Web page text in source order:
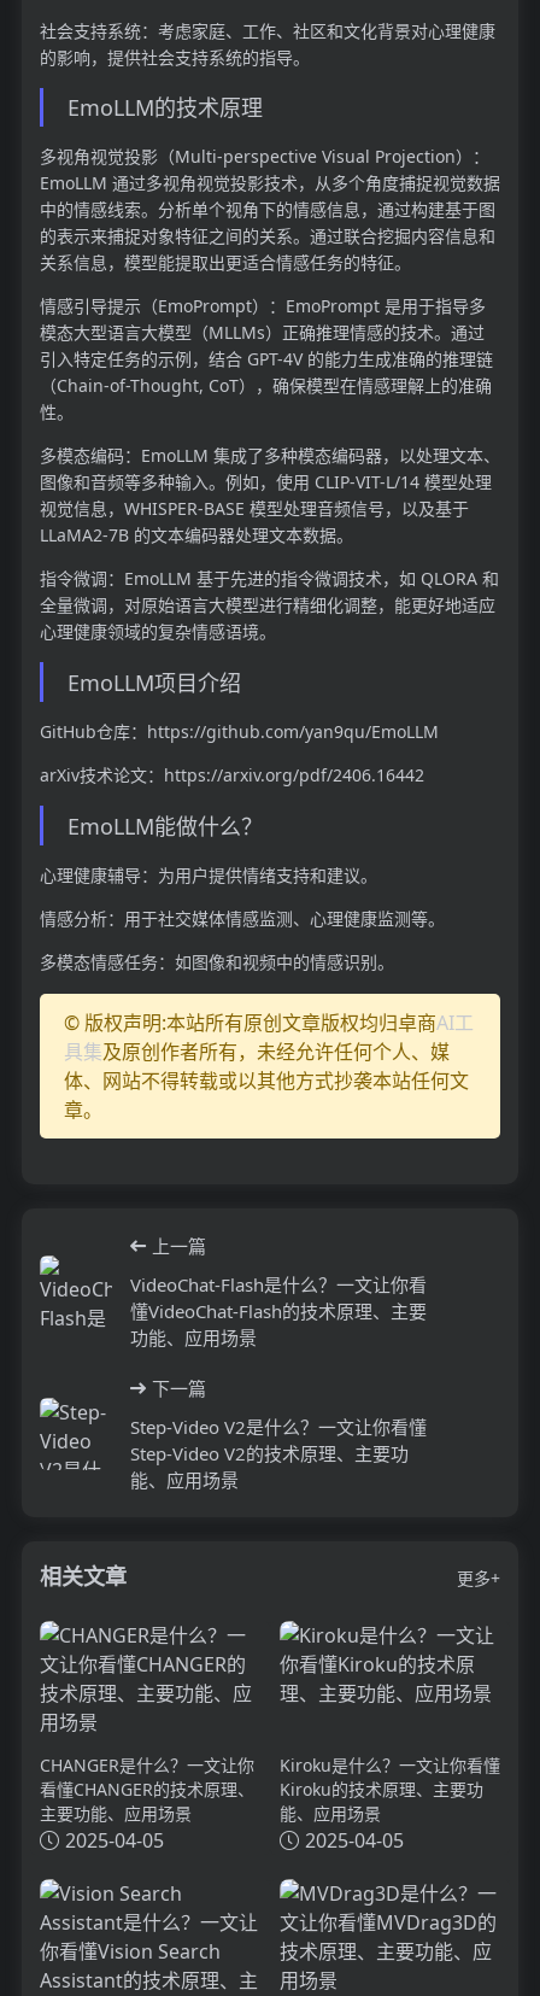
社会支持系统：考虑家庭、工作、社区和文化背景对心理健康
的影响，提供社会支持系统的指导。
EmoLLM的技术原理
多视角视觉投影（Multi-perspective Visual Projection）：
EmoLLM 通过多视角视觉投影技术，从多个角度捕捉视觉数据
中的情感线索。分析单个视角下的情感信息，通过构建基于图
的表示来捕捉对象特征之间的关系。通过联合挖掘内容信息和
关系信息，模型能提取出更适合情感任务的特征。
情感引导提示（EmoPrompt）：EmoPrompt 是用于指导多
模态大型语言大模型（MLLMs）正确推理情感的技术。通过
引入特定任务的示例，结合 GPT-4V 的能力生成准确的推理链
（Chain-of-Thought, CoT），确保模型在情感理解上的准确
性。
多模态编码：EmoLLM 集成了多种模态编码器，以处理文本、
图像和音频等多种输入。例如，使用 CLIP-VIT-L/14 模型处理
视觉信息，WHISPER-BASE 模型处理音频信号，以及基于
LLaMA2-7B 的文本编码器处理文本数据。
指令微调：EmoLLM 基于先进的指令微调技术，如 QLORA 和
全量微调，对原始语言大模型进行精细化调整，能更好地适应
心理健康领域的复杂情感语境。
EmoLLM项目介绍
GitHub仓库：https://github.com/yan9qu/EmoLLM
arXiv技术论文：https://arxiv.org/pdf/2406.16442
EmoLLM能做什么？
心理健康辅导：为用户提供情绪支持和建议。
情感分析：用于社交媒体情感监测、心理健康监测等。
多模态情感任务：如图像和视频中的情感识别。
© 版权声明:本站所有原创文章版权均归卓商AI工
具集及原创作者所有，未经允许任何个人、媒
体、网站不得转载或以其他方式抄袭本站任何文
章。
上一篇
VideoChat-Flash是什么？一文让你看
懂VideoChat-Flash的技术原理、主要
功能、应用场景
下一篇
Step-Video V2是什么？一文让你看懂
Step-Video V2的技术原理、主要功
能、应用场景
相关文章 更多+
CHANGER是什么？一文让你
看懂CHANGER的技术原理、
主要功能、应用场景
2025-04-05
Kiroku是什么？一文让你看懂
Kiroku的技术原理、主要功
能、应用场景
2025-04-05